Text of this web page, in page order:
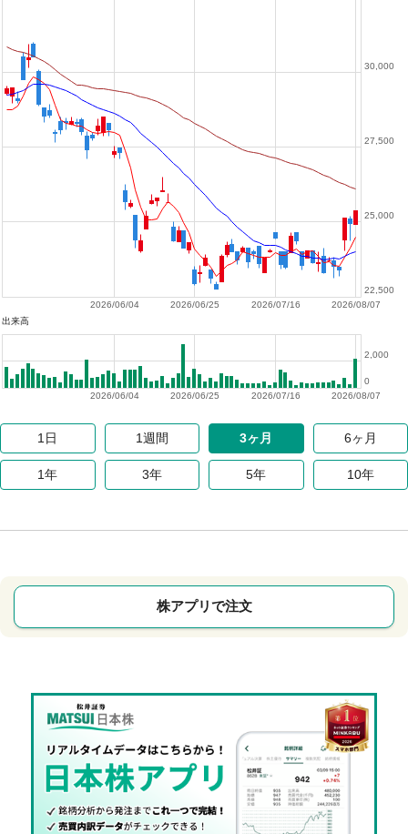
2026/08/07
2026/07/16
2026/06/25
2026/06/04
22,500
25,000
27,500
30,000
出来高
2026/08/07
2026/07/16
2026/06/25
2026/06/04
0
2,000
1日 1週間 3ヶ月 6ヶ月
1年 3年 5年 10年
株アプリで注文